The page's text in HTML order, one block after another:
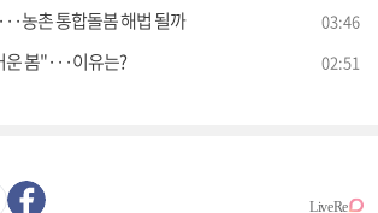
농촌 통합돌봄 해법 될까 03:46
운 봄"···이유는? 02:51